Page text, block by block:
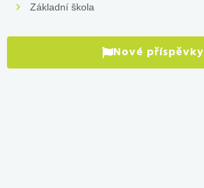
Základní škola
Nové příspěvky